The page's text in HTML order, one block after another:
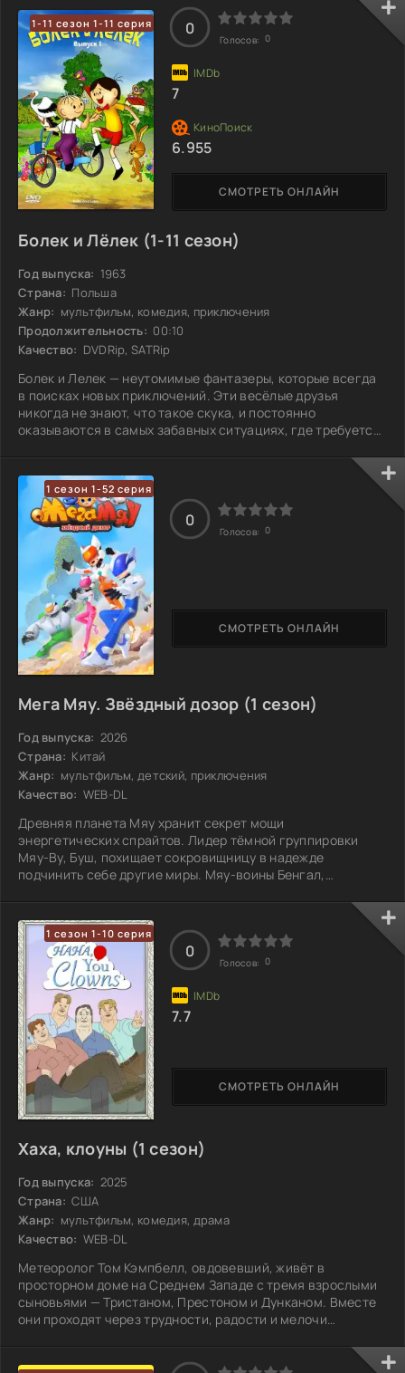
разгадывают хитрые планы врагов и стараются не
попасть в неприятности, хотя иногда удача покидает их в
самый неподходящий момент. Каждый новый день
приносит новые вызовы и неожиданные повороты. Сможет
ли
1-11 сезон 1-11 серия
Болек и Лёлек (1-11 сезон)
Год выпуска: 1963
Страна: Польша
Жанр: мультфильм, комедия, приключения
Продолжительность: 00:10
Качество: DVDRip, SATRip
Болек и Лелек — неутомимые фантазеры, которые всегда
в поисках новых приключений. Эти весёлые друзья
никогда не знают, что такое скука, и постоянно
оказываются в самых забавных ситуациях, где требуется
знает границ, и они с радостью исследуют мир вокруг,
даже если это иногда приводит к курьёзам. Каждый день
для них — это шанс на новое открытие, и они готовы
столкнуться с любыми трудностями, лишь бы
повеселиться. Каковы же будут их следующие
СМОТРЕТЬ ОНЛАЙН
0
Голосов: 0
7
6.955
1 сезон 1-52 серия
Мега Мяу. Звёздный дозор (1 сезон)
Год выпуска: 2026
Страна: Китай
Жанр: мультфильм, детский, приключения
Качество: WEB-DL
Древняя планета Мяу хранит секрет мощи
энергетических спрайтов. Лидер тёмной группировки
Мяу-Ву, Буш, похищает сокровищницу в надежде
подчинить себе другие миры. Мяу-воины Бенгал,
чтобы остановить его, но их космический корабль терпит
крушение на Земле. Превратившись в обычных кошек, они
оказываются в зоомагазине семьи Ле Руа. В это время
энергетические спрайты начинают wreak havoc, и город
погружается в непривычный хаос. Как наши герои
СМОТРЕТЬ ОНЛАЙН
0
Голосов: 0
1 сезон 1-10 серия
Хаха, клоуны (1 сезон)
Год выпуска: 2025
Страна: США
Жанр: мультфильм, комедия, драма
Качество: WEB-DL
Метеоролог Том Кэмпбелл, овдовевший, живёт в
просторном доме на Среднем Западе с тремя взрослыми
сыновьями — Тристаном, Престоном и Дунканом. Вместе
они проходят через трудности, радости и мелочи
горечи утраты. Каждый из них по-своему справляется с
СМОТРЕТЬ ОНЛАЙН
0
Голосов: 0
7.7